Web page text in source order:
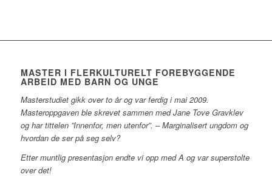
MASTER I FLERKULTURELT FOREBYGGENDE
ARBEID MED BARN OG UNGE
Masterstudiet gikk over to år og var ferdig i mai 2009.
Masteroppgaven ble skrevet sammen med Jane Tove Gravklev
og har tittelen ”Innenfor, men utenfor”. – Marginalisert ungdom og
hvordan de ser på seg selv?
Etter muntlig presentasjon endte vi opp med A og var superstolte
over det!